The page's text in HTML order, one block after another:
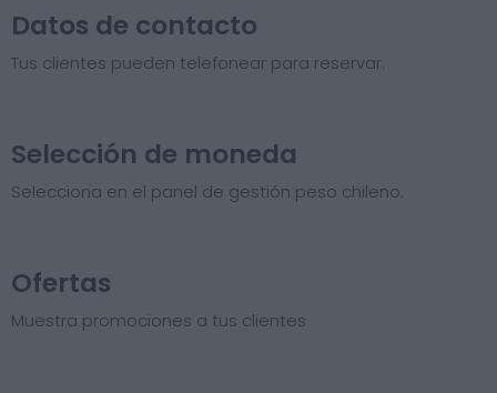
Datos de contacto
Tus clientes pueden telefonear para reservar.
Selección de moneda
Selecciona en el panel de gestión peso chileno.
Ofertas
Muestra promociones a tus clientes